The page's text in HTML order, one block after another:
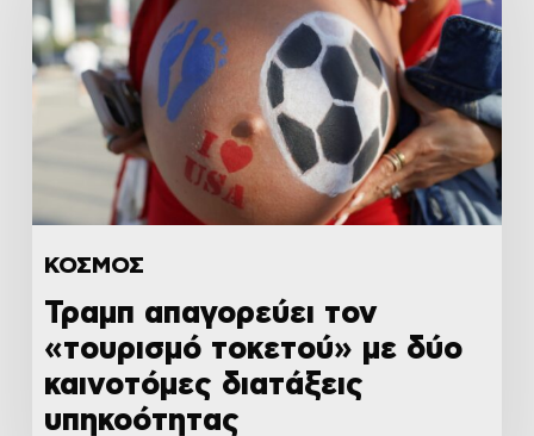
ΚΟΣΜΟΣ
Τραμπ απαγορεύει τον
«τουρισμό τοκετού» με δύο
καινοτόμες διατάξεις
υπηκοότητας